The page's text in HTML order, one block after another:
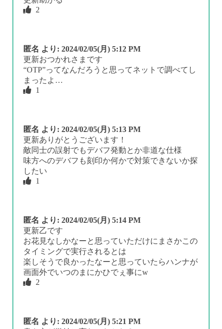
2
匿名 より: 2024/02/05(月) 5:12 PM
更新おつかれさまです
“OTP”ってなんだろうと思ってネットで調べてし
まったよ…
1
匿名 より: 2024/02/05(月) 5:13 PM
更新ありがとうございます！
敵同士の誤射でもデバフ発動とか非道な仕様
味方へのデバフも刻印か何かで対策できないか探
したい
1
匿名 より: 2024/02/05(月) 5:14 PM
更新乙です
お花見なしかなーと思っていただけにまさかこの
タイミングで実行されるとは
楽しそうで良かったなーと思っていたらハンナが
画面外でいつのまにかひでぇ事にw
2
匿名 より: 2024/02/05(月) 5:21 PM